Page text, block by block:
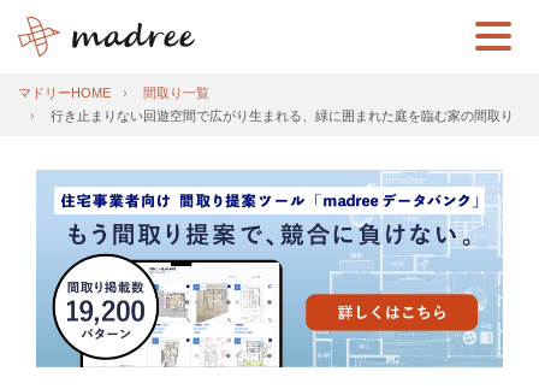
マドリーHOME
間取り一覧
行き止まりない回遊空間で広がり生まれる、緑に囲まれた庭を臨む家の間取り